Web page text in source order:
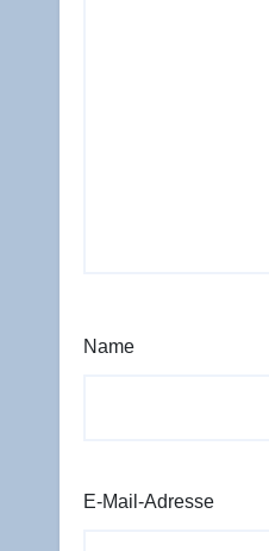
Name
E-Mail-Adresse